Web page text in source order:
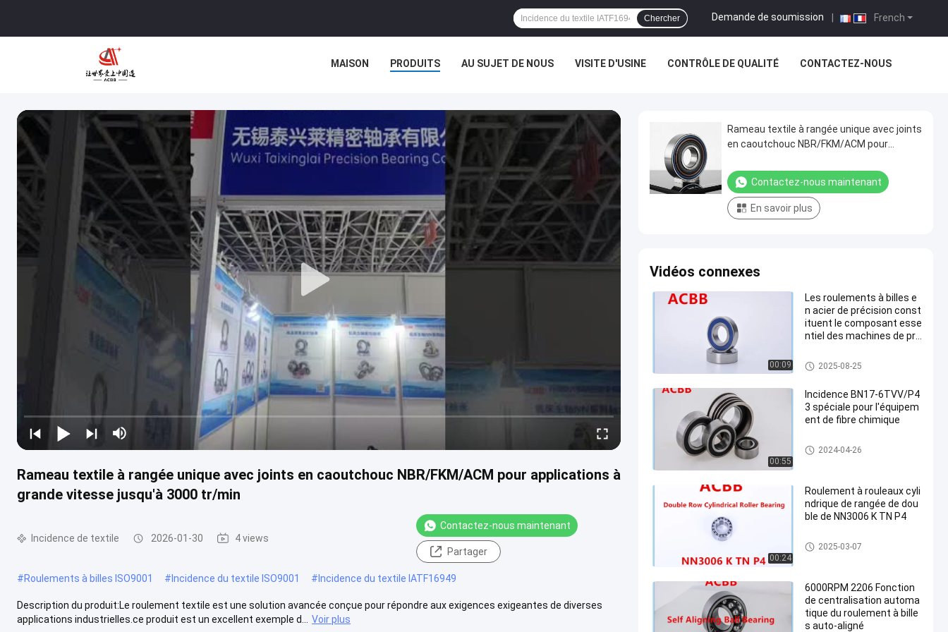
French
Demande de soumission
Chercher
MAISON PRODUITS AU SUJET DE NOUS VISITE D'USINE CONTRÔLE DE QUALITÉ CONTACTEZ-NOUS
Rameau textile à rangée unique avec joints en caoutchouc NBR/FKM/ACM pour applications à
grande vitesse jusqu'à 3000 tr/min
Incidence de textile 2026-01-30 4 views
Contactez-nous maintenant
Partager
#Roulements à billes ISO9001 #Incidence du textile ISO9001 #Incidence du textile IATF16949
Description du produit:Le roulement textile est une solution avancée conçue pour répondre aux exigences exigeantes de diverses
applications industrielles.ce produit est un excellent exemple d...
Voir plus
Rameau textile à rangée unique avec joints
en caoutchouc NBR/FKM/ACM pour
tr/min
Contactez-nous maintenant
En savoir plus
Vidéos connexes
00:09
Les roulements à billes e
n acier de précision const
ituent le composant esse
ntiel des machines de pré
Roulements à billes minuscul
es
2025-08-25
00:55
Incidence BN17-6TVV/P4
3 spéciale pour l'équipem
ent de fibre chimique
Incidence de textile
2024-04-26
00:24
Roulement à rouleaux cyli
ndrique de rangée de dou
ble de NN3006 K TN P4
Roulement à rouleaux cylindri
que de double rangée
2025-03-07
6000RPM 2206 Fonction
de centralisation automa
tique du roulement à bille
s auto-aligné